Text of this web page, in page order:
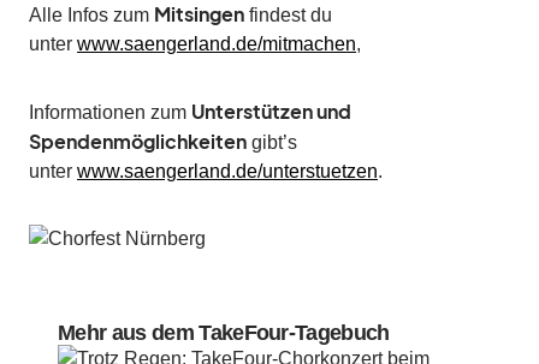
Alle Infos zum Mitsingen findest du
unter www.saengerland.de/mitmachen,
Informationen zum Unterstützen und
Spendenmöglichkeiten gibt’s
unter www.saengerland.de/unterstuetzen.
Mehr aus dem TakeFour-Tagebuch